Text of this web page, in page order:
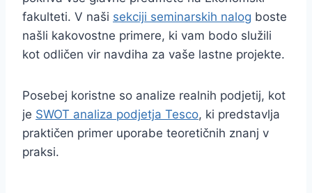
fakulteti. V naši sekciji seminarskih nalog boste
našli kakovostne primere, ki vam bodo služili
kot odličen vir navdiha za vaše lastne projekte.
Posebej koristne so analize realnih podjetij, kot
je SWOT analiza podjetja Tesco, ki predstavlja
praktičen primer uporabe teoretičnih znanj v
praksi.